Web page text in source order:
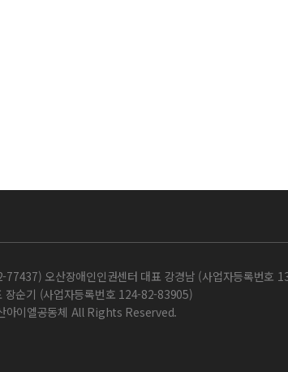
오산장애인인권센터 대표 강경남 (사업자등록번호
장순기 (사업자등록번호 124-82-83905)
이엘공동체 All Rights Reserved.